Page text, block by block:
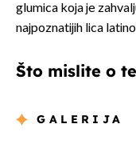
glumica koja je
najpoznatijih lica
Što mislite o
GALERIJA